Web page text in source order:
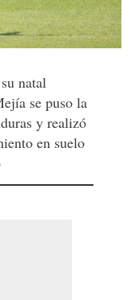
natal
se puso la
y realizó
en suelo